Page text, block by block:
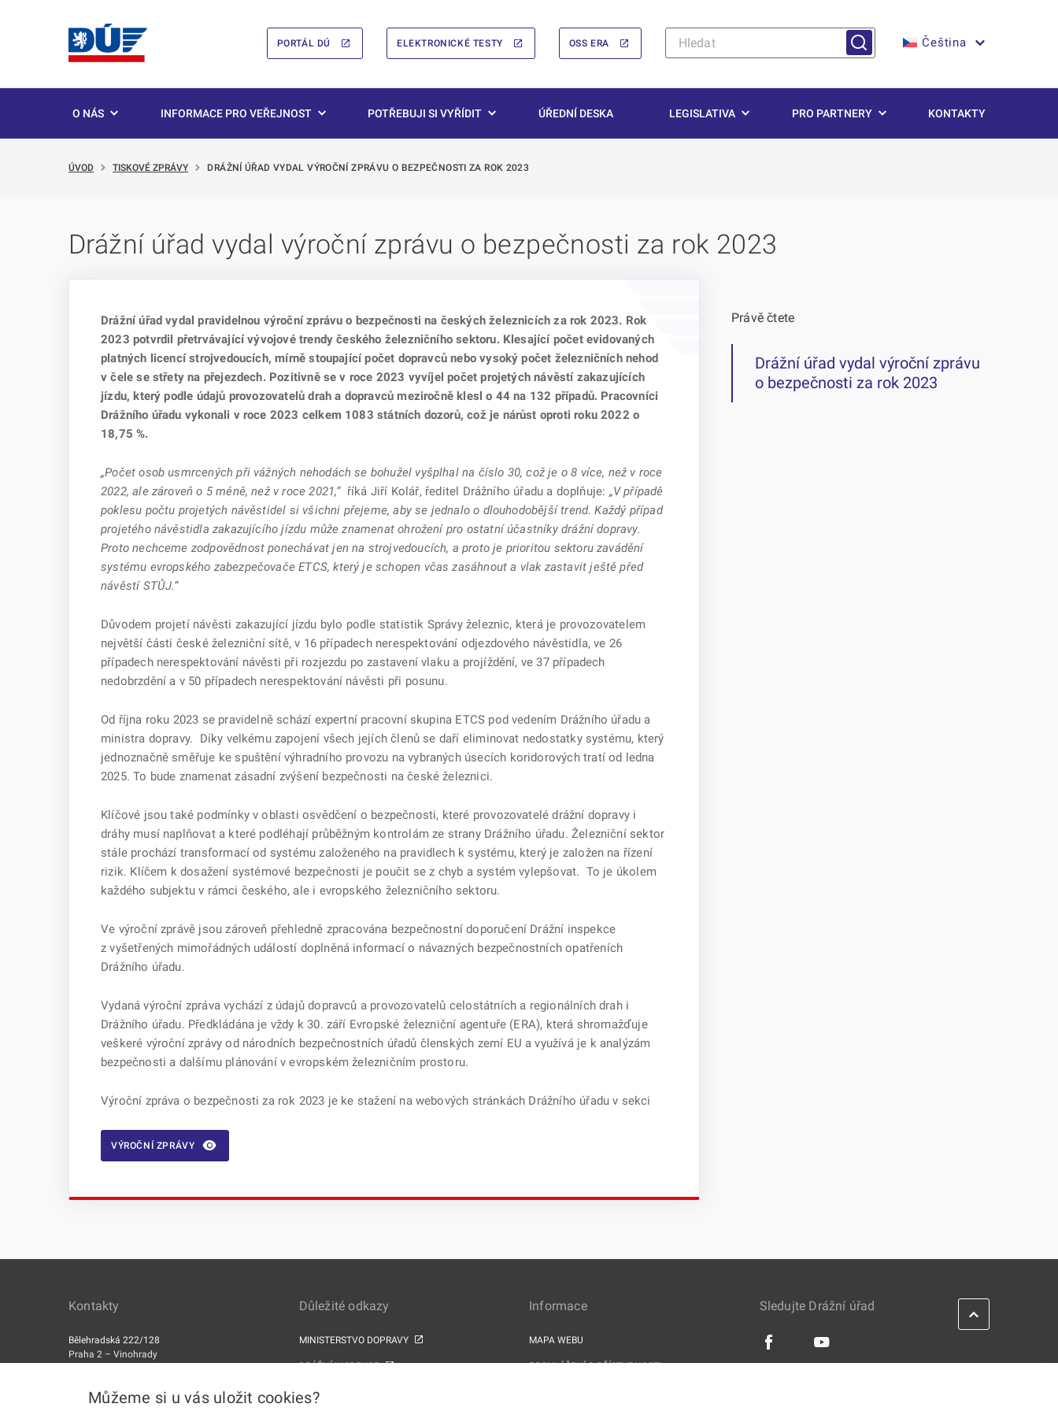
PORTÁL DÚ ELEKTRONICKÉ TESTY OSS ERA Čeština
O NÁS INFORMACE PRO VEŘEJNOST POTŘEBUJI SI VYŘÍDIT ÚŘEDNÍ DESKA LEGISLATIVA PRO PARTNERY KONTAKTY
ÚVOD TISKOVÉ ZPRÁVY DRÁŽNÍ ÚŘAD VYDAL VÝROČNÍ ZPRÁVU O BEZPEČNOSTI ZA ROK 2023
Drážní úřad vydal výroční zprávu o bezpečnosti za rok 2023
Drážní úřad vydal pravidelnou výroční zprávu o bezpečnosti na českých železnicích za rok 2023. Rok
2023 potvrdil přetrvávající vývojové trendy českého železničního sektoru. Klesající počet evidovaných
platných licencí strojvedoucích, mírně stoupající počet dopravců nebo vysoký počet železničních nehod
v čele se střety na přejezdech. Pozitivně se v roce 2023 vyvíjel počet projetých návěstí zakazujících
jízdu, který podle údajů provozovatelů drah a dopravců meziročně klesl o 44 na 132 případů. Pracovníci
Drážního úřadu vykonali v roce 2023 celkem 1083 státních dozorů, což je nárůst oproti roku 2022 o
18,75 %.
„Počet osob usmrcených při vážných nehodách se bohužel vyšplhal na číslo 30, což je o 8 více, než v roce
2022, ale zároveň o 5 méně, než v roce 2021,“ říká Jiří Kolář, ředitel Drážního úřadu a doplňuje: „V případě
poklesu počtu projetých návěstidel si všichni přejeme, aby se jednalo o dlouhodobější trend. Každý případ
projetého návěstidla zakazujícího jízdu může znamenat ohrožení pro ostatní účastníky drážní dopravy.
Proto nechceme zodpovědnost ponechávat jen na strojvedoucích, a proto je prioritou sektoru zavádění
systému evropského zabezpečovače ETCS, který je schopen včas zasáhnout a vlak zastavit ještě před
návěstí STŮJ.“
Důvodem projetí návěsti zakazující jízdu bylo podle statistik Správy železnic, která je provozovatelem
největší části české železniční sítě, v 16 případech nerespektování odjezdového návěstidla, ve 26
případech nerespektování návěsti při rozjezdu po zastavení vlaku a projíždění, ve 37 případech
nedobrzdění a v 50 případech nerespektování návěsti při posunu.
Od října roku 2023 se pravidelně schází expertní pracovní skupina ETCS pod vedením Drážního úřadu a
ministra dopravy. Díky velkému zapojení všech jejích členů se daří eliminovat nedostatky systému, který
jednoznačně směřuje ke spuštění výhradního provozu na vybraných úsecích koridorových tratí od ledna
2025. To bude znamenat zásadní zvýšení bezpečnosti na české železnici.
Klíčové jsou také podmínky v oblasti osvědčení o bezpečnosti, které provozovatelé drážní dopravy i
dráhy musí naplňovat a které podléhají průběžným kontrolám ze strany Drážního úřadu. Železniční sektor
stále prochází transformací od systému založeného na pravidlech k systému, který je založen na řízení
rizik. Klíčem k dosažení systémové bezpečnosti je poučit se z chyb a systém vylepšovat. To je úkolem
každého subjektu v rámci českého, ale i evropského železničního sektoru.
Ve výroční zprávě jsou zároveň přehledně zpracována bezpečnostní doporučení Drážní inspekce
z vyšetřených mimořádných událostí doplněná informací o návazných bezpečnostních opatřeních
Drážního úřadu.
Vydaná výroční zpráva vychází z údajů dopravců a provozovatelů celostátních a regionálních drah i
Drážního úřadu. Předkládána je vždy k 30. září Evropské železniční agentuře (ERA), která shromažďuje
veškeré výroční zprávy od národních bezpečnostních úřadů členských zemí EU a využívá je k analýzám
bezpečnosti a dalšímu plánování v evropském železničním prostoru.
Výroční zpráva o bezpečnosti za rok 2023 je ke stažení na webových stránkách Drážního úřadu v sekci
VÝROČNÍ ZPRÁVY
Právě čtete
Drážní úřad vydal výroční zprávu
o bezpečnosti za rok 2023
Kontakty
Bělehradská 222/128
Praha 2 – Vinohrady
Datová schránka: 5mjaatd
Důležité odkazy
MINISTERSTVO DOPRAVY
DRÁŽNÍ INSPEKCE
ERA
Informace
MAPA WEBU
PROHLÁŠENÍ O PŘÍSTUPNOSTI
Sledujte Drážní úřad
Můžeme si u vás uložit cookies?